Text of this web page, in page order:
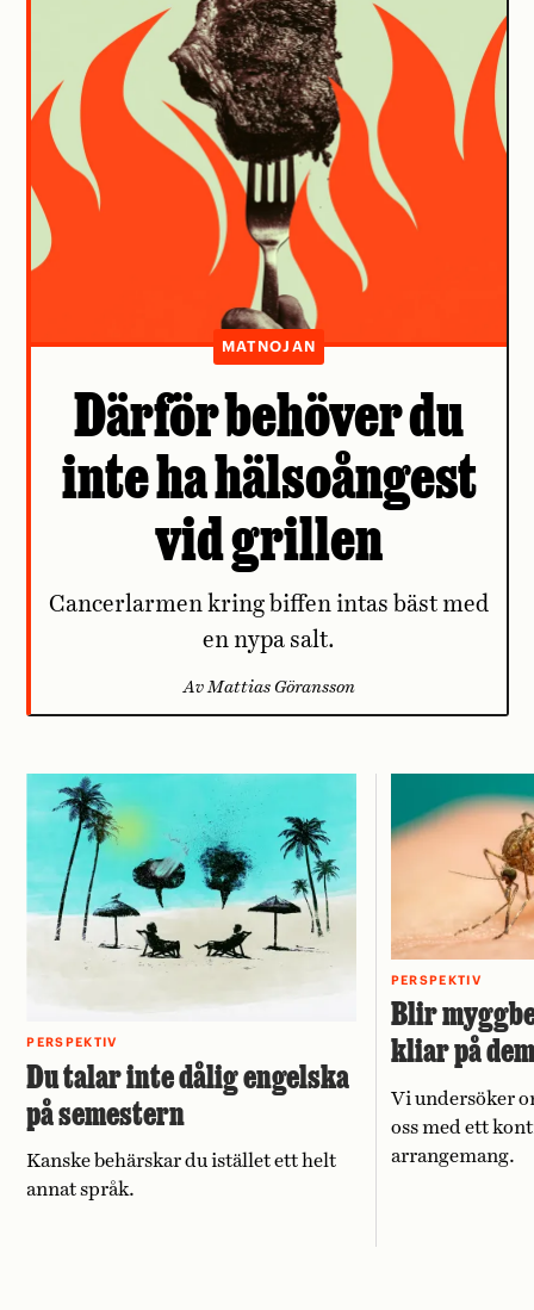
MATNOJAN
Därför behöver du
inte ha hälsoångest
vid grillen
Cancerlarmen kring biffen intas bäst med
en nypa salt.
Av Mattias Göransson
PERSPEKTIV
Du talar inte dålig engelska
på semestern
Kanske behärskar du istället ett helt
annat språk.
PERSPEKTIV
Blir
kliar på
Vi undersöker
oss med ett
arrangemang.